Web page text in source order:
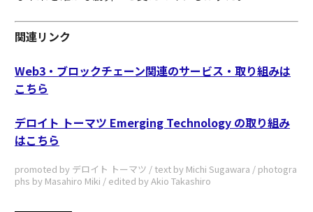
関連リンク
Web3・ブロックチェーン関連のサービス・取り組みは
こちら
デロイト トーマツ Emerging Technology の取り組み
はこちら
promoted by デロイト トーマツ / text by Michi Sugawara / photogra
phs by Masahiro Miki / edited by Akio Takashiro